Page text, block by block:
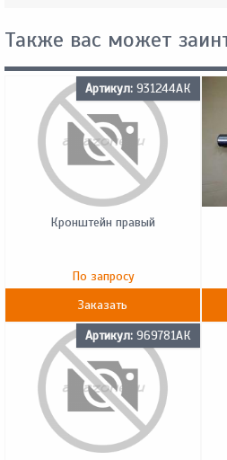
Также вас может
Артикул: 931244АК
Кронштейн правый
По запросу
Заказать
Артикул: 969781АК